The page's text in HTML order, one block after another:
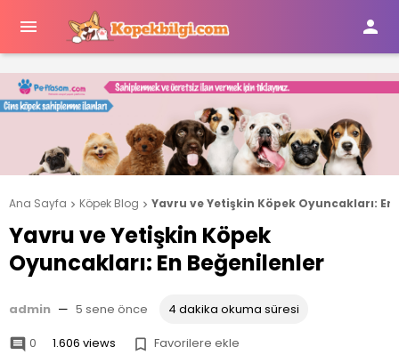
 
Ana Sayfa  Köpek Blog  Yavru ve Yetişkin Köpek Oyuncakları:
Yavru ve Yetişkin Köpek
Oyuncakları: En Beğenilenler
admin — 5 sene önce 4 dakika okuma süresi
 0 1.606 views  Favorilere ekle